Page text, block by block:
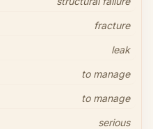
fracture
leak
to manage
to manage
serious